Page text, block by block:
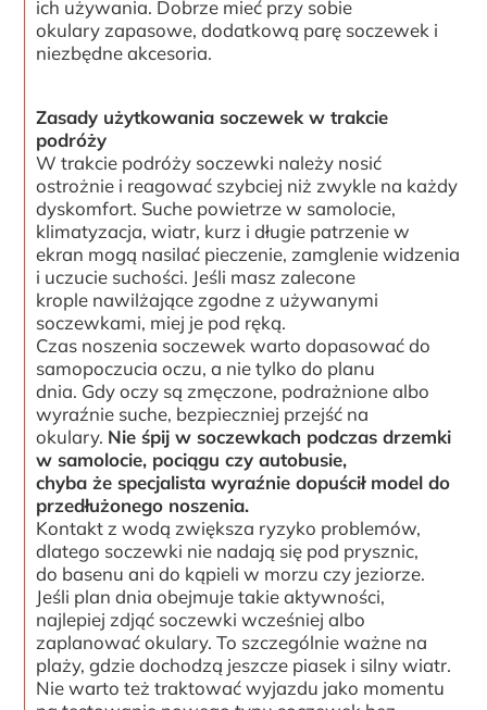
ich używania. Dobrze mieć przy sobie
okulary zapasowe, dodatkową parę soczewek i
niezbędne akcesoria.
Zasady użytkowania soczewek w trakcie
podróży
W trakcie podróży soczewki należy nosić
ostrożnie i reagować szybciej niż zwykle na każdy
dyskomfort. Suche powietrze w samolocie,
klimatyzacja, wiatr, kurz i długie patrzenie w
ekran mogą nasilać pieczenie, zamglenie widzenia
i uczucie suchości. Jeśli masz zalecone
krople nawilżające zgodne z używanymi
soczewkami, miej je pod ręką.
Czas noszenia soczewek warto dopasować do
samopoczucia oczu, a nie tylko do planu
dnia. Gdy oczy są zmęczone, podrażnione albo
wyraźnie suche, bezpieczniej przejść na
okulary. Nie śpij w soczewkach podczas drzemki
w samolocie, pociągu czy autobusie,
chyba że specjalista wyraźnie dopuścił model do
przedłużonego noszenia.
Kontakt z wodą zwiększa ryzyko problemów,
dlatego soczewki nie nadają się pod prysznic,
do basenu ani do kąpieli w morzu czy jeziorze.
Jeśli plan dnia obejmuje takie aktywności,
najlepiej zdjąć soczewki wcześniej albo
zaplanować okulary. To szczególnie ważne na
plaży, gdzie dochodzą jeszcze piasek i silny wiatr.
Nie warto też traktować wyjazdu jako momentu